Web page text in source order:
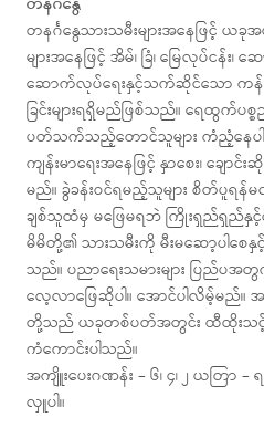
တနင်္ဂနွေ
တနင်္ဂနွေသားသမီးများအနေဖြင့် ယခု
များအနေဖြင့် အိမ်၊ ခြံ၊ မြေလုပ်ငန်း၊
ဆောက်လုပ်ရေးနှင့်သက်ဆိုင်သော ကန်
ခြင်းများရရှိမည်ဖြစ်သည်။ ရေထွက်ပစ္စ
ပတ်သက်သည့်တောင်သူများ ကံညံ့နေ
ကျန်းမာရေးအနေဖြင့် နှာစေး၊ ချောင်
မည်။ ခွဲခန်းဝင်ရမည့်သူများ စိတ်ပူရန်
ချစ်သူထံမှ မဖြေမရဘဲ ကြိုးရှည်ရှည်နှ
မိမိတို့၏ သားသမီးကို မီးမဆော့ပါစေ
သည်။ ပညာရေးသမားများ ပြည်ပအတွ
လေ့လာဖြေဆိုပါ။ အောင်ပါလိမ့်မည်။
တို့သည် ယခုတစ်ပတ်အတွင်း ထီထိုးသင့်သ
ကံကောင်းပါသည်။
အကျိူးပေးဂဏန်း – ၆၊ ၄၊ ၂ ယတြာ
လှူပါ။